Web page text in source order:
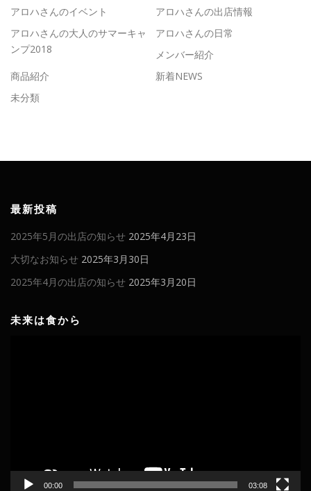
アロハさんのイベント
アロハさんの出店情報
アロハさんの大人のサマーキャ
ンプ2018
アロハさんの日常
メンバー紹介
商品紹介
新着NEWS
未分類
最新投稿
2025年5月の出店の知らせ 2025年4月23日
大切なお知らせ 2025年3月30日
2025年4月の出店の知らせ 2025年3月20日
未来は食から
00:00 03:08